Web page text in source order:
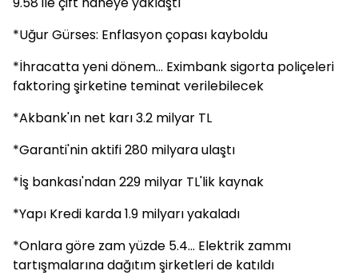
*Uğur Gürses: Enflasyon çopası kayboldu
*İhracatta yeni dönem... Eximbank sigorta poliçeleri
faktoring şirketine teminat verilebilecek
*Akbank'ın net karı 3.2 milyar TL
*Garanti'nin aktifi 280 milyara ulaştı
*İş bankası'ndan 229 milyar TL'lik kaynak
*Yapı Kredi karda 1.9 milyarı yakaladı
*Onlara göre zam yüzde 5.4... Elektrik zammı
tartışmalarına dağıtım şirketleri de katıldı